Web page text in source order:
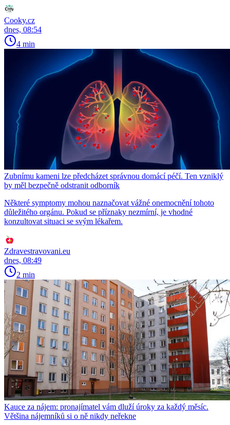
Cooky.cz
dnes, 08:54
4 min
Zubnímu kameni lze předcházet správnou domácí péčí. Ten vzniklý
by měl bezpečně odstranit odborník
Některé symptomy mohou naznačovat vážné onemocnění tohoto
důležitého orgánu. Pokud se příznaky nezmírní, je vhodné
konzultovat situaci se svým lékařem.
Zdravestravovani.eu
dnes, 08:49
2 min
Kauce za nájem: pronajímatel vám dluží úroky za každý měsíc.
Většina nájemníků si o ně nikdy neřekne